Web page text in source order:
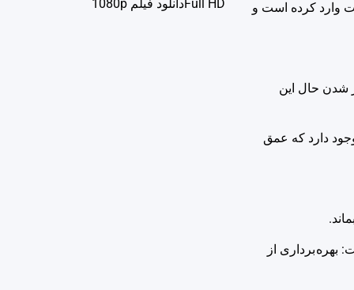
وارد کرده است و
شدن حال این
دارد که عمق
بهره برداری از
Full HDدانلود فيلم 1080p